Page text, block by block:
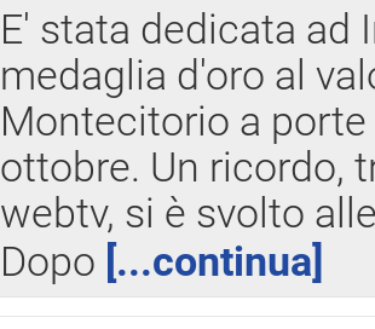
E' stata dedicata ad
medaglia d'oro al
Montecitorio a
ottobre. Un ricordo,
webtv, si è svolto
Dopo [...continua]